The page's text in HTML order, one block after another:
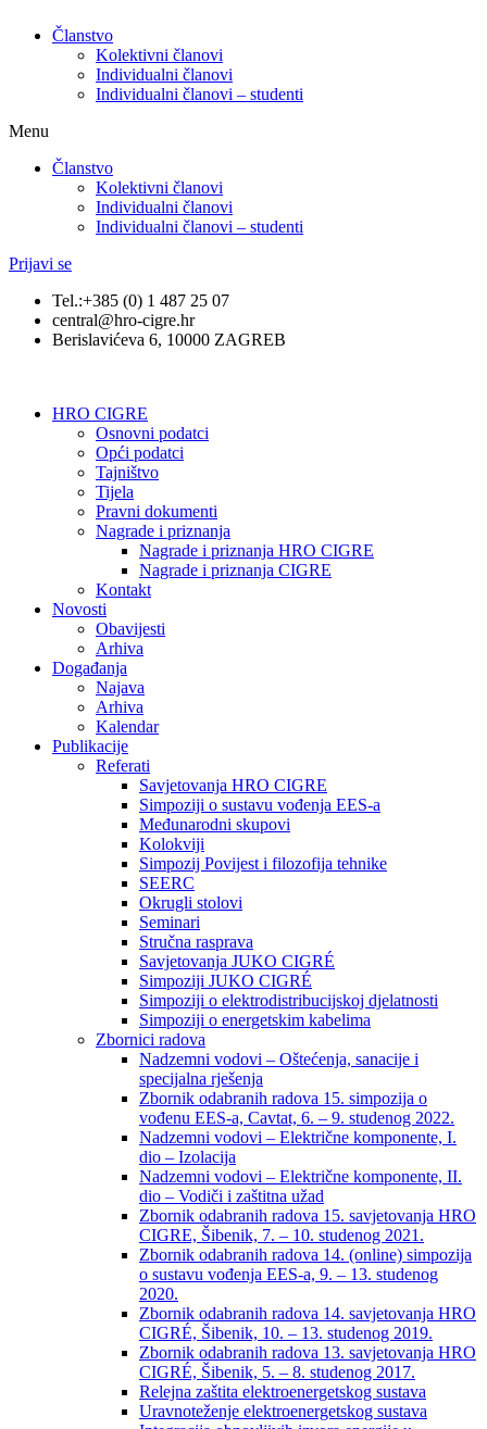
Članstvo
Kolektivni članovi
Individualni članovi
Individualni članovi – studenti
Menu
Članstvo
Kolektivni članovi
Individualni članovi
Individualni članovi – studenti
Prijavi se
Tel.:+385 (0) 1 487 25 07
central@hro-cigre.hr
Berislavićeva 6, 10000 ZAGREB
HRO CIGRE
Osnovni podatci​
Opći podatci
Tajništvo
Tijela
Pravni dokumenti
Nagrade i priznanja
Nagrade i priznanja HRO CIGRE
Nagrade i priznanja CIGRE
Kontakt
Novosti
Obavijesti
Arhiva
Događanja
Najava
Arhiva
Kalendar
Publikacije
Referati
Savjetovanja HRO CIGRE
Simpoziji o sustavu vođenja EES-a
Međunarodni skupovi
Kolokviji​
Simpozij Povijest i filozofija tehnike
SEERC
Okrugli stolovi
Seminari​
Stručna rasprava​
Savjetovanja JUKO CIGRÉ
Simpoziji JUKO CIGRÉ
Simpoziji o elektrodistribucijskoj djelatnosti
Simpoziji o energetskim kabelima
Zbornici radova
Nadzemni vodovi – Oštećenja, sanacije i
specijalna rješenja
Zbornik odabranih radova 15. simpozija o
vođenu EES-a, Cavtat, 6. – 9. studenog 2022.
Nadzemni vodovi – Električne komponente, I.
dio – Izolacija
Nadzemni vodovi – Električne komponente, II.
dio – Vodiči i zaštitna užad
Zbornik odabranih radova 15. savjetovanja HRO
CIGRE, Šibenik, 7. – 10. studenog 2021.
Zbornik odabranih radova 14. (online) simpozija
o sustavu vođenja EES-a, 9. – 13. studenog
2020.
Zbornik odabranih radova 14. savjetovanja HRO
CIGRÉ, Šibenik, 10. – 13. studenog 2019.
Zbornik odabranih radova 13. savjetovanja HRO
CIGRÉ, Šibenik, 5. – 8. studenog 2017.
Relejna zaštita elektroenergetskog sustava
Uravnoteženje elektroenergetskog sustava